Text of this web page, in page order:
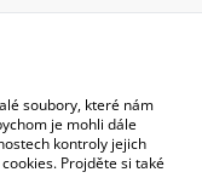
soubory, které nám
je mohli dále
kontroly jejich
Projděte si také